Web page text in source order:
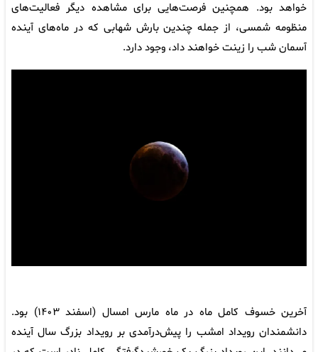
خواهد بود. همچنین فرصت‌هایی برای مشاهده دیگر فعالیت‌های
منظومه شمسی، از جمله چندین بارش شهابی که در ماه‌های آینده
آسمان شب را زینت خواهند داد، وجود دارد.
آخرین خسوف کامل ماه در ماه مارس امسال (اسفند ۱۴۰۳) بود.
دانشمندان رویداد امشب را پیش‌درآمدی بر رویداد بزرگ سال آینده